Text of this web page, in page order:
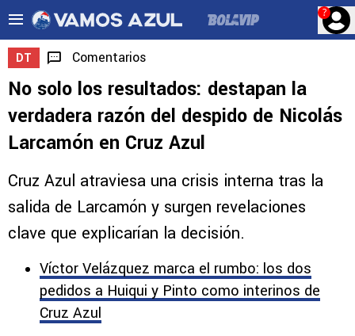
?
DT Comentarios
No solo los resultados: destapan la
verdadera razón del despido de Nicolás
Larcamón en Cruz Azul
Cruz Azul atraviesa una crisis interna tras la
salida de Larcamón y surgen revelaciones
clave que explicarían la decisión.
Víctor Velázquez marca el rumbo: los dos
pedidos a Huiqui y Pinto como interinos de
Cruz Azul